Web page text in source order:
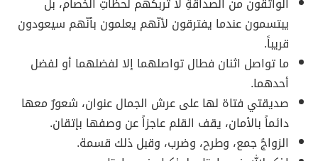
يبتسمون عندما يفترقون لأنّهم يعلمون بأنّهم سيعودون
قريباً.
ما تواصل اثنان فطال تواصلهما إلا لفضلهما أو لفضل
أحدهما.
صديقتي فتاة لها على عرش الجمال عنوان، شعورٌ معها
دائماً بالأمان، يقف القلم عاجزاً عن وصفها بإتقان.
الزواجُ جمع، وطرح، وضرب، وقبل ذلك قسمة.